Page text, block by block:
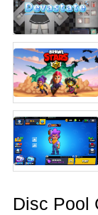
Disc Pool